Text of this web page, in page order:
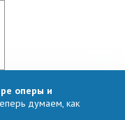
оперы и
думаем, как